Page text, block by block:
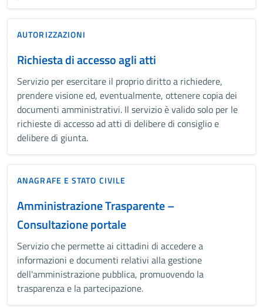
AUTORIZZAZIONI
Richiesta di accesso agli atti
Servizio per esercitare il proprio diritto a richiedere,
prendere visione ed, eventualmente, ottenere copia dei
documenti amministrativi. Il servizio è valido solo per le
richieste di accesso ad atti di delibere di consiglio e
delibere di giunta.
ANAGRAFE E STATO CIVILE
Amministrazione Trasparente –
Consultazione portale
Servizio che permette ai cittadini di accedere a
informazioni e documenti relativi alla gestione
dell'amministrazione pubblica, promuovendo la
trasparenza e la partecipazione.